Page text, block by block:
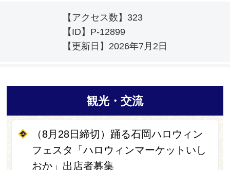
【アクセス数】 323
【ID】 P-12899
【更新日】 2026年7月2日
観光・交流
（8月28日締切）踊る石岡ハロウィン
フェスタ「ハロウィンマーケットいし
おか」出店者募集